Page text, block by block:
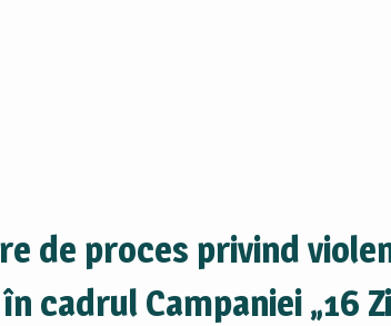
de proces privind
cadrul Campaniei „16